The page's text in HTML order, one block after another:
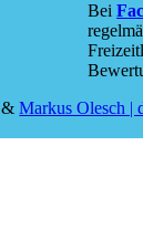
Bei
&Markus Olesch |